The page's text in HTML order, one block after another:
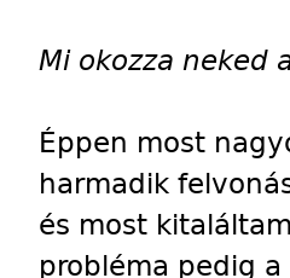
Mi okozza neked
Éppen most
harmadik
és most
probléma pedig